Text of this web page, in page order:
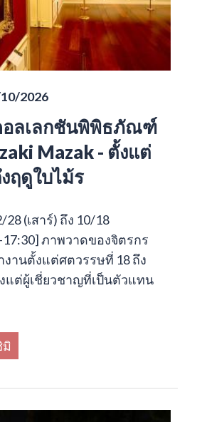
2026
อลเลกชันพิพิธภัณฑ์
Mazak - ตั้งแต่
ฤดูใบไม้ร
(เสาร์) ถึง 10/18
17:30] ภาพวาดของจิตรกร
งานตั้งแต่ศตวรรษที่ 18 ถึง
แต่ผู้เชี่ยวชาญที่เป็นตัวแทน
มิ